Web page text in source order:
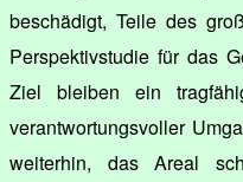
beschädigt, Teile des
Perspektivstudie für das
Ziel bleiben ein
verantwortungsvoller
weiterhin, das Areal